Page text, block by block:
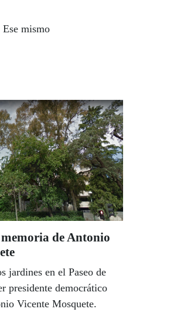
mismo
de Antonio
jardines en el Paseo de
presidente democrático
Vicente Mosquete.